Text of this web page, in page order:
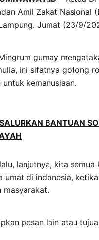
Amil Zakat Nasional
Jumat (23/9/
gumay
ini sifatnya gotong
kemanusiaan.
BANTUAN
lanjutnya, kita
umat di indonesia,
masyarakat.
pesan lain atau